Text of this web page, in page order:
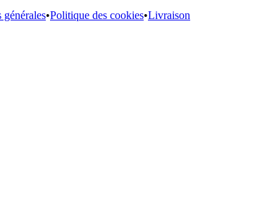
•Politique des cookies•Livraison